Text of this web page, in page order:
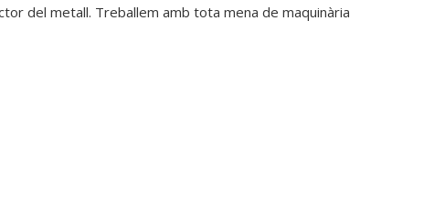
del metall. Treballem amb tota mena de maquinària